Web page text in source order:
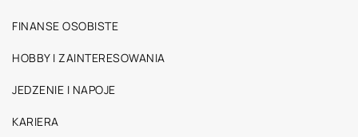
FINANSE OSOBISTE
HOBBY I ZAINTERESOWANIA
JEDZENIE I NAPOJE
KARIERA